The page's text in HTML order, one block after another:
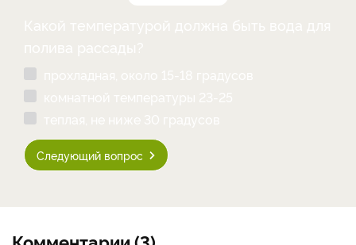
Следующий вопрос